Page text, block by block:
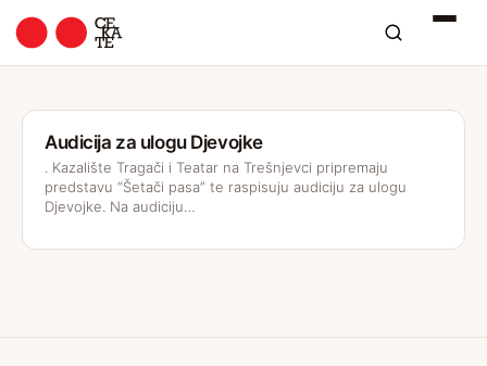
Audicija za ulogu Djevojke
. Kazalište Tragači i Teatar na Trešnjevci pripremaju
predstavu “Šetači pasa” te raspisuju audiciju za ulogu
Djevojke. Na audiciju…